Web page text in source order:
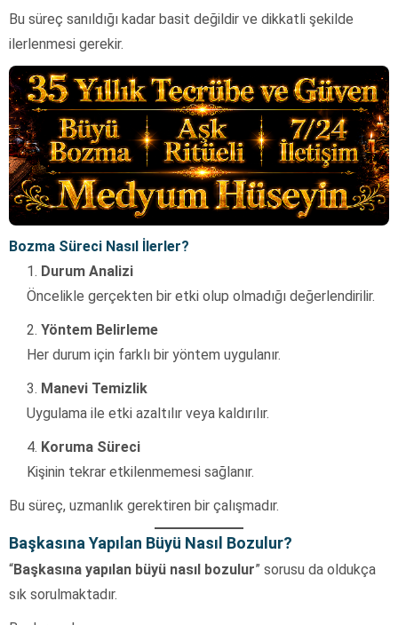
Bu süreç sanıldığı kadar basit değildir ve dikkatli şekilde
ilerlenmesi gerekir.
Bozma Süreci Nasıl İlerler?
Durum Analizi
Öncelikle gerçekten bir etki olup olmadığı değerlendirilir.
Yöntem Belirleme
Her durum için farklı bir yöntem uygulanır.
Manevi Temizlik
Uygulama ile etki azaltılır veya kaldırılır.
Koruma Süreci
Kişinin tekrar etkilenmemesi sağlanır.
Bu süreç, uzmanlık gerektiren bir çalışmadır.
Başkasına Yapılan Büyü Nasıl Bozulur?
“Başkasına yapılan büyü nasıl bozulur” sorusu da oldukça
sık sorulmaktadır.